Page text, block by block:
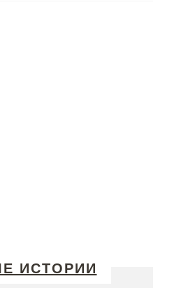
ИСТОРИИ